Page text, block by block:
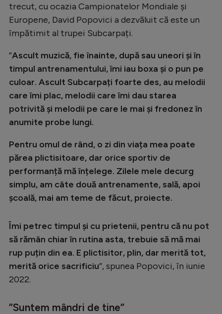
Gimnastică
Auto
Rugby
Ciclism
Alte sporturi
JO 2024
JO 2026
Intră în cont
trecut, cu ocazia Campionatelor Mondiale și
Europene, David Popovici a dezvăluit că este un
împătimit al trupei Subcarpați.
”Ascult muzică, fie înainte, după sau uneori și în
timpul antrenamentului, îmi iau boxa și o pun pe
culoar. Ascult Subcarpați foarte des, au melodii
care îmi plac, melodii care îmi dau starea
potrivită și melodii pe care le mai și fredonez în
anumite probe lungi.
Pentru omul de rând, o zi din viața mea poate
părea plictisitoare, dar orice sportiv de
performanță mă înțelege. Zilele mele decurg
simplu, am câte două antrenamente, sală, apoi
școală, mai am teme de făcut, proiecte.
Îmi petrec timpul și cu prietenii, pentru că nu pot
să rămân chiar în rutina asta, trebuie să mă mai
rup puțin din ea. E plictisitor, plin, dar merită tot,
merită orice sacrificiu”, spunea Popovici, în iunie
2022.
”Suntem mândri de tine”